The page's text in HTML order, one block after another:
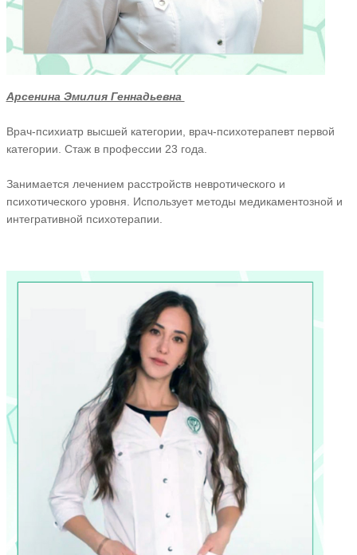
Арсенина Эмилия Геннадьевна
Врач-психиатр высшей категории, врач-психотерапевт первой
категории. Стаж в профессии 23 года.
Занимается лечением расстройств невротического и
психотического уровня. Использует методы медикаментозной и
интегративной психотерапии.